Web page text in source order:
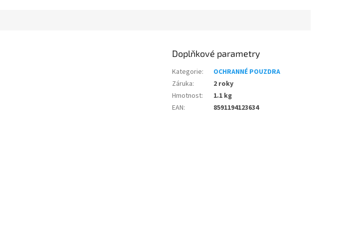
Doplňkové parametry
Kategorie:
OCHRANNÉ POUZDRA
Záruka:
2 roky
Hmotnost:
1.1 kg
EAN: 8591194123634